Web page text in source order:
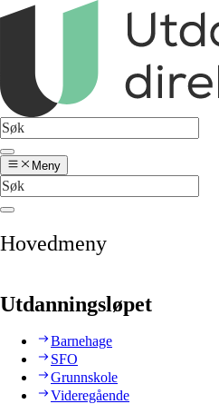
Meny
Hovedmeny
Utdanningsløpet
Barnehage
SFO
Grunnskole
Videregående